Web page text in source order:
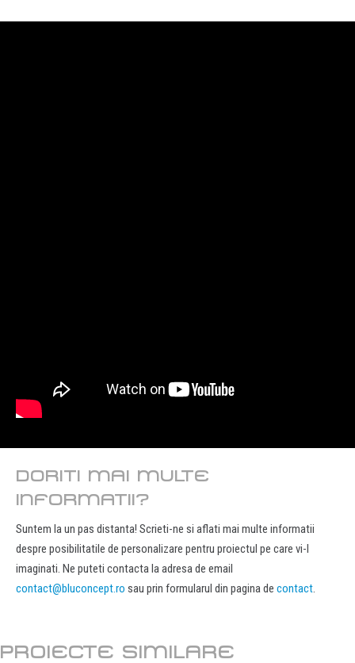
DORITI MAI MULTE
INFORMATII?
Suntem la un pas distanta! Scrieti-ne si aflati mai multe informatii
despre posibilitatile de personalizare pentru proiectul pe care vi-l
imaginati. Ne puteti contacta la adresa de email
contact@bluconcept.ro sau prin formularul din pagina de contact.
PROIECTE SIMILARE